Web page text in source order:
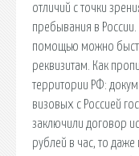
отличий с точки
пребывания в
помощью можно
реквизитам. Как
территории РФ:
визовых с Россией
заключили договор
рублей в час, то даже